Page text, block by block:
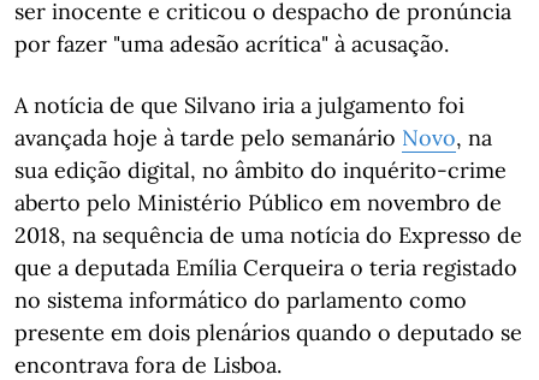
ser inocente e criticou o despacho de pronúncia
por fazer "uma adesão acrítica" à acusação.
A notícia de que Silvano iria a julgamento foi
avançada hoje à tarde pelo semanário Novo, na
sua edição digital, no âmbito do inquérito-crime
aberto pelo Ministério Público em novembro de
2018, na sequência de uma notícia do Expresso de
que a deputada Emília Cerqueira o teria registado
no sistema informático do parlamento como
presente em dois plenários quando o deputado se
encontrava fora de Lisboa.